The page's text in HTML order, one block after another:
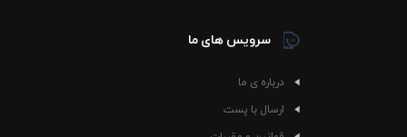
سرویس های ما
درباره ی ما
ارسال با پست